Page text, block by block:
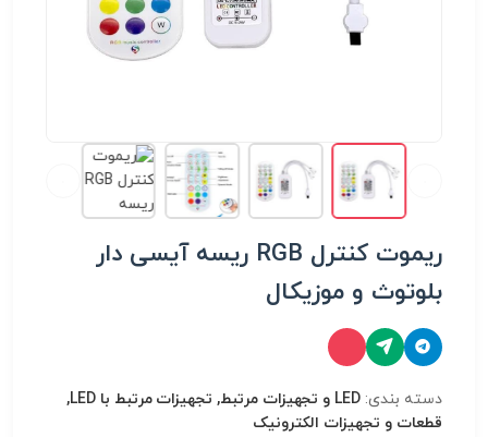
ریموت کنترل RGB ریسه آیسی دار
بلوتوث و موزیکال
دسته بندی:
LED و تجهیزات مرتبط, تجهیزات مرتبط با LED,
قطعات و تجهیزات الکترونیک